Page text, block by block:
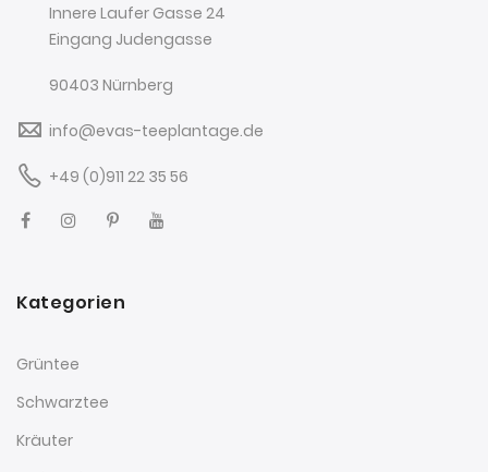
Innere Laufer Gasse 24
Eingang Judengasse
90403 Nürnberg
info@evas-teeplantage.de
+49 (0)911 22 35 56
Kategorien
Grüntee
Schwarztee
Kräuter